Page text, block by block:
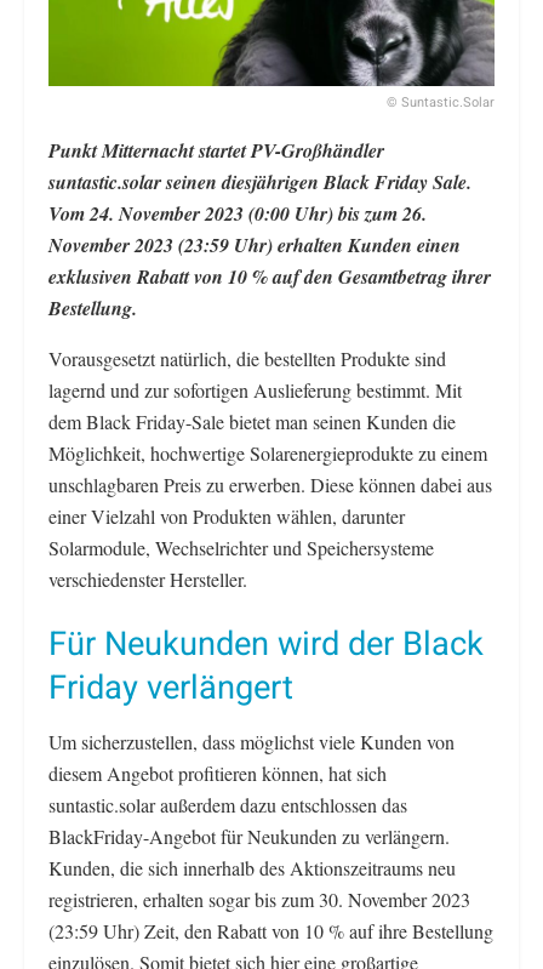
© Suntastic.Solar
Punkt Mitternacht startet PV-Großhändler
suntastic.solar seinen diesjährigen Black Friday Sale.
Vom 24. November 2023 (0:00 Uhr) bis zum 26.
November 2023 (23:59 Uhr) erhalten Kunden einen
exklusiven Rabatt von 10 % auf den Gesamtbetrag ihrer
Bestellung.
Vorausgesetzt natürlich, die bestellten Produkte sind
lagernd und zur sofortigen Auslieferung bestimmt. Mit
dem Black Friday-Sale bietet man seinen Kunden die
Möglichkeit, hochwertige Solarenergieprodukte zu einem
unschlagbaren Preis zu erwerben. Diese können dabei aus
einer Vielzahl von Produkten wählen, darunter
Solarmodule, Wechselrichter und Speichersysteme
verschiedenster Hersteller.
Für Neukunden wird der Black
Friday verlängert
Um sicherzustellen, dass möglichst viele Kunden von
diesem Angebot profitieren können, hat sich
suntastic.solar außerdem dazu entschlossen das
BlackFriday-Angebot für Neukunden zu verlängern.
Kunden, die sich innerhalb des Aktionszeitraums neu
registrieren, erhalten sogar bis zum 30. November 2023
(23:59 Uhr) Zeit, den Rabatt von 10 % auf ihre Bestellung
einzulösen. Somit bietet sich hier eine großartige